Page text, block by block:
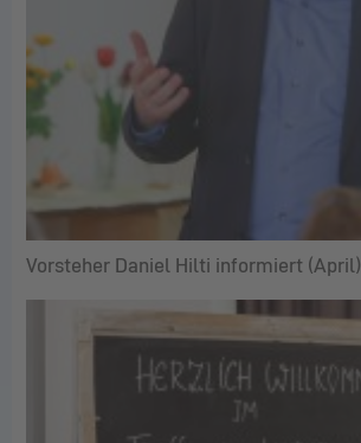
Vorsteher Daniel Hilti informiert (April)